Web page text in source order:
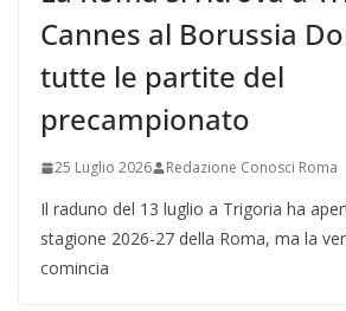
Cannes al Borussia
tutte le partite del
precampionato
25 Luglio 2026 Redazione Conosci Roma
Il raduno del 13 luglio a Trigoria ha
stagione 2026-27 della Roma, ma la
comincia